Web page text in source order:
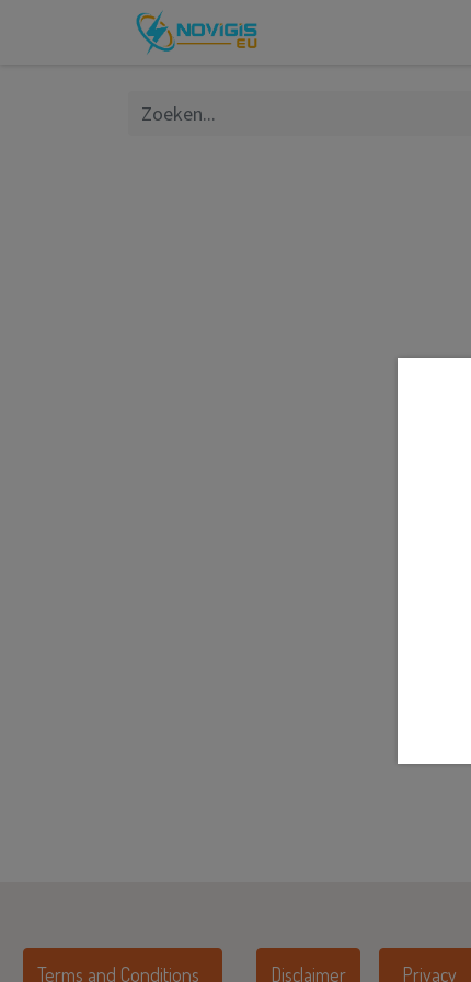
Privacy
Terms and Conditions Disclaimer